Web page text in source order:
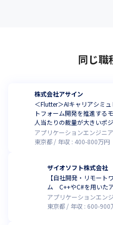
同じ職
株式会社アサイン
＜Flutter＞AIキャリアシミ
トフォーム開発を推進する
人当たりの裁量が大きいポ
アプリケーションエンジニア
東京都
年収 : 400-800万円
ザイオソフト株式会社
【自社開発・リモート
ム C++やC#を用いた
アプリケーションエン
東京都
年収 : 600-900